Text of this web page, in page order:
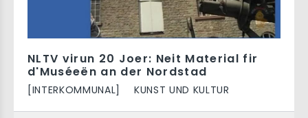
NLTV virun 20 Joer: Neit Material fir
d'Muséeën an der Nordstad
[INTERKOMMUNAL] KUNST UND KULTUR